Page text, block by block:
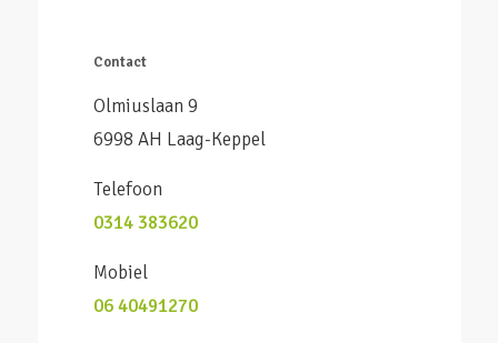
Contact
Olmiuslaan 9
6998 AH Laag-Keppel
Telefoon
0314 383620
Mobiel
06 40491270